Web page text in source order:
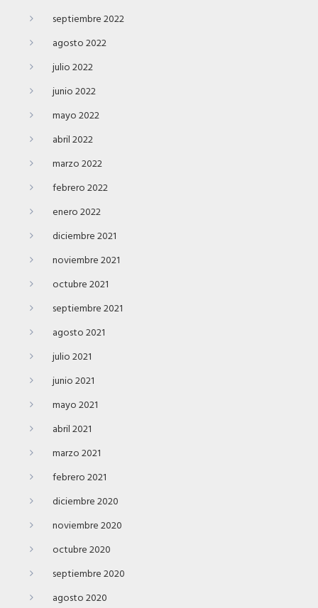
septiembre 2022
agosto 2022
julio 2022
junio 2022
mayo 2022
abril 2022
marzo 2022
febrero 2022
enero 2022
diciembre 2021
noviembre 2021
octubre 2021
septiembre 2021
agosto 2021
julio 2021
junio 2021
mayo 2021
abril 2021
marzo 2021
febrero 2021
diciembre 2020
noviembre 2020
octubre 2020
septiembre 2020
agosto 2020